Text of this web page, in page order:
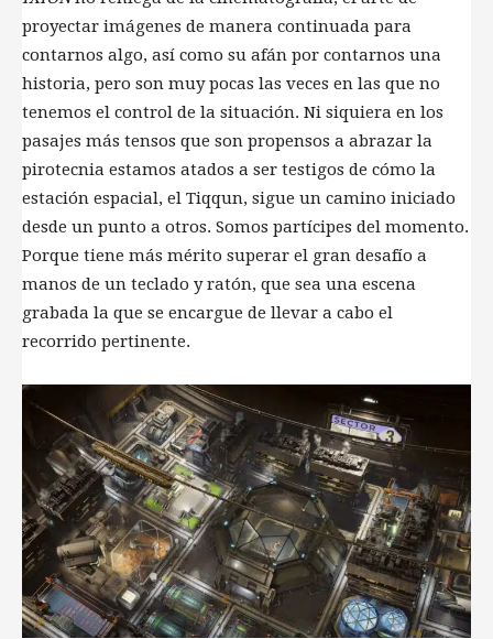
proyectar imágenes de manera continuada para
contarnos algo, así como su afán por contarnos una
historia, pero son muy pocas las veces en las que no
tenemos el control de la situación. Ni siquiera en los
pasajes más tensos que son propensos a abrazar la
pirotecnia estamos atados a ser testigos de cómo la
estación espacial, el Tiqqun, sigue un camino iniciado
desde un punto a otros. Somos partícipes del momento.
Porque tiene más mérito superar el gran desafío a
manos de un teclado y ratón, que sea una escena
grabada la que se encargue de llevar a cabo el
recorrido pertinente.